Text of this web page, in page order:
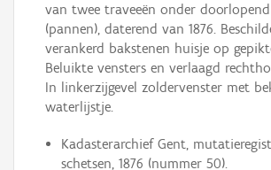
van twee traveeën onder
(pannen), daterend van 1876.
verankerd bakstenen huisje op
Beluikte vensters en verlaagd
In linkerzijgevel zoldervenster met
waterlijstje.
Kadasterarchief Gent,
schetsen, 1876 (nummer 50).